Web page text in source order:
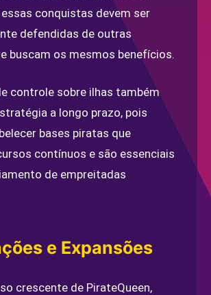
conquistas devem ser
defendidas de outras
buscam os mesmos benefícios.
controle sobre ilhas também
a longo prazo, pois
bases piratas que
contínuos e são essenciais
de empreitadas
e Expansões
crescente de PirateQueen,